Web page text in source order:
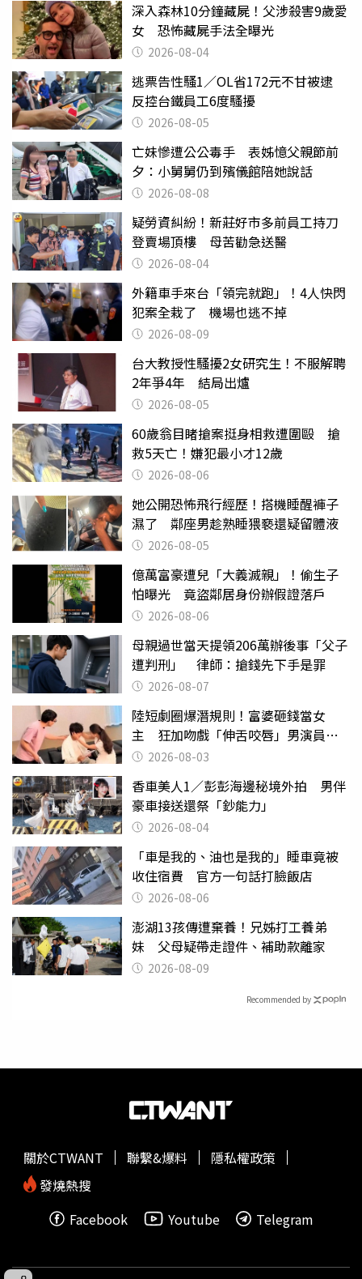
深入森林10分鐘藏屍！父涉殺害9歲愛
女 恐怖藏屍手法全曝光
2026-08-04
逃票告性騷1／OL省172元不甘被逮
反控台鐵員工6度騷擾
2026-08-05
亡妹慘遭公公毒手 表姊憶父親節前
夕：小舅舅仍到殯儀館陪她說話
2026-08-08
疑勞資糾紛！新莊好市多前員工持刀
登賣場頂樓 母苦勸急送醫
2026-08-04
外籍車手來台「領完就跑」！4人快閃
犯案全栽了 機場也逃不掉
2026-08-09
台大教授性騷擾2女研究生！不服解聘
2年爭4年 結局出爐
2026-08-05
60歲翁目睹搶案挺身相救遭圍毆 搶
救5天亡！嫌犯最小才12歲
2026-08-06
她公開恐怖飛行經歷！搭機睡醒褲子
濕了 鄰座男趁熟睡猥褻還疑留體液
2026-08-05
億萬富豪遭兒「大義滅親」！偷生子
怕曝光 竟盜鄰居身份辦假證落戶
2026-08-06
母親過世當天提領206萬辦後事「父子
遭判刑」 律師：搶錢先下手是罪
2026-08-07
陸短劇圈爆潛規則！富婆砸錢當女
主 狂加吻戲「伸舌咬唇」男演員崩
潰 2026-08-03
香車美人1／彭彭海邊秘境外拍 男伴
豪車接送還祭「鈔能力」
2026-08-04
「車是我的、油也是我的」睡車竟被
收住宿費 官方一句話打臉飯店
2026-08-06
澎湖13孩傳遭棄養！兄姊打工養弟
妹 父母疑帶走證件、補助款離家
2026-08-09
Recommended by
關於CTWANT 聯繫&爆料
隱私權政策
發燒熱搜
Facebook
Youtube Telegram